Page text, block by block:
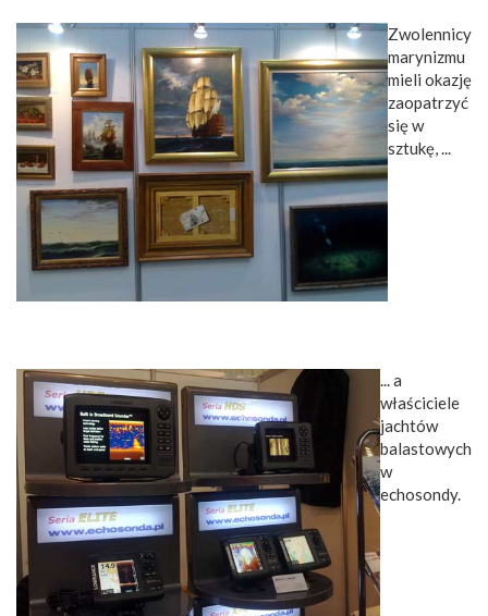
Zwolennicy
marynizmu
mieli okazję
zaopatrzyć
się w
sztukę, ...
... a
właściciele
jachtów
balastowych
w
echosondy.